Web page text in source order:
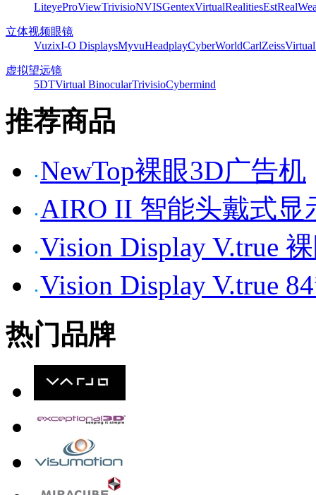
LiteyeProViewTrivisioNVISGentexVirtualRealitiesEst
立体视频眼镜
VuzixI-O DisplaysMyvuHeadplayCyberWorldCarlZeiss
虚拟望远镜
5DTVirtual BinocularTrivisioCybermind
推荐商品
NewTop裸眼3D广告机
AIRO II 智能头戴式显
Vision Display V.true
Vision Display V.true
热门品牌